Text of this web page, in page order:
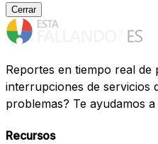
Cerrar
Reportes en tiempo real de
interrupciones de servicios
problemas? Te ayudamos
Recursos